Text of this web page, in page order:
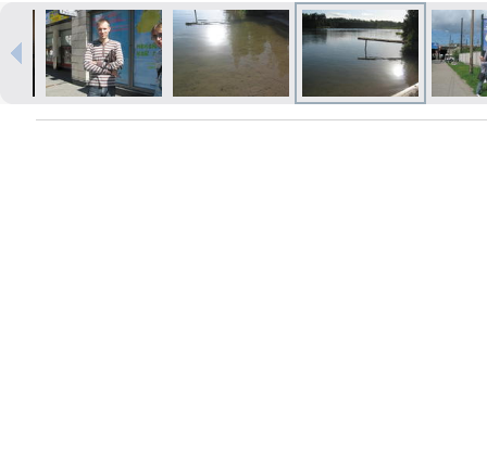
Печать в течение 1 часа в Риге –
закажите онлайн
Различные форматы и виды